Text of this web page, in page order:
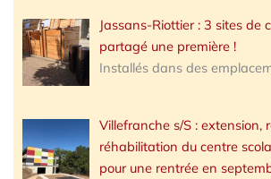
Jassans-Riottier : 3 sites de
partagé une première !
Installés dans des
Villefranche s/S : extension,
réhabilitation du centre
pour une rentrée en